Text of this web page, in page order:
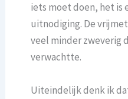
iets moet doen, het is
uitnodiging. De
veel minder zweverig
verwachtte.
Uiteindelijk denk ik